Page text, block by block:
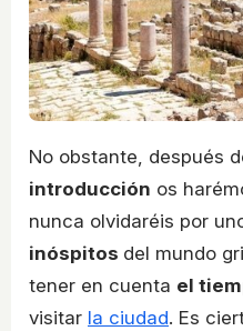
No obstante, después
introducción os
nunca olvidaréis por
inóspitos del mundo
tener en cuenta el
visitar la ciudad. Es